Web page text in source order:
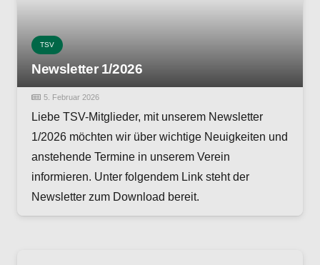
TSV
Newsletter 1/2026
5. Februar 2026
Liebe TSV-Mitglieder, mit unserem Newsletter
1/2026 möchten wir über wichtige Neuigkeiten und
anstehende Termine in unserem Verein
informieren. Unter folgendem Link steht der
Newsletter zum Download bereit.